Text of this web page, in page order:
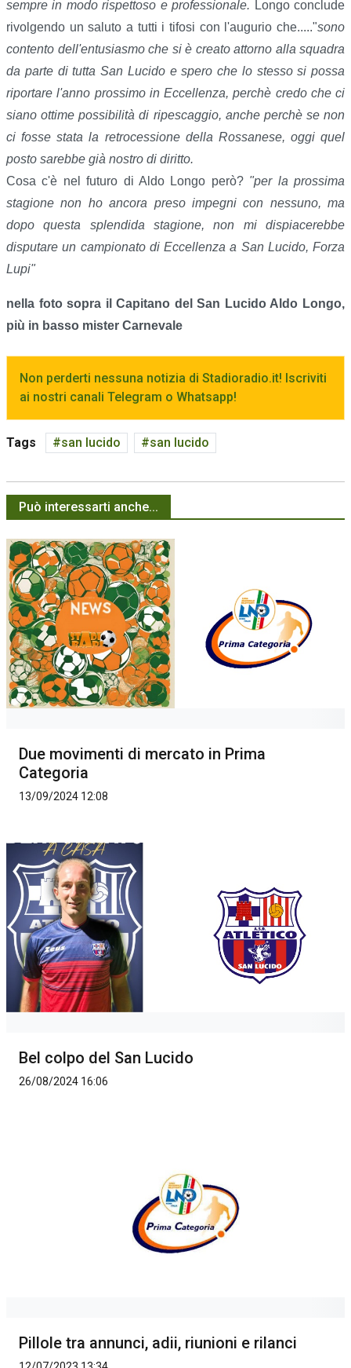
sempre in modo rispettoso e professionale. Longo conclude
rivolgendo un saluto a tutti i tifosi con l'augurio che....."sono
contento dell'entusiasmo che si è creato attorno alla squadra
da parte di tutta San Lucido e spero che lo stesso si possa
riportare l'anno prossimo in Eccellenza, perchè credo che ci
siano ottime possibilità di ripescaggio, anche perchè se non
ci fosse stata la retrocessione della Rossanese, oggi quel
posto sarebbe già nostro di diritto.
Cosa c'è nel futuro di Aldo Longo però?"per la prossima
stagione non ho ancora preso impegni con nessuno, ma
dopo questa splendida stagione, non mi dispiacerebbe
disputare un campionato di Eccellenza a San Lucido, Forza
Lupi"
nella foto sopra il Capitano del San Lucido Aldo Longo,
più in basso mister Carnevale
Non perderti nessuna notizia di Stadioradio.it! Iscriviti
ai nostri canali Telegram o Whatsapp!
Tags san lucido san lucido
Può interessarti anche...
Due movimenti di mercato in Prima
Categoria
13/09/2024 12:08
Bel colpo del San Lucido
26/08/2024 16:06
Pillole tra annunci, adii, riunioni e rilanci